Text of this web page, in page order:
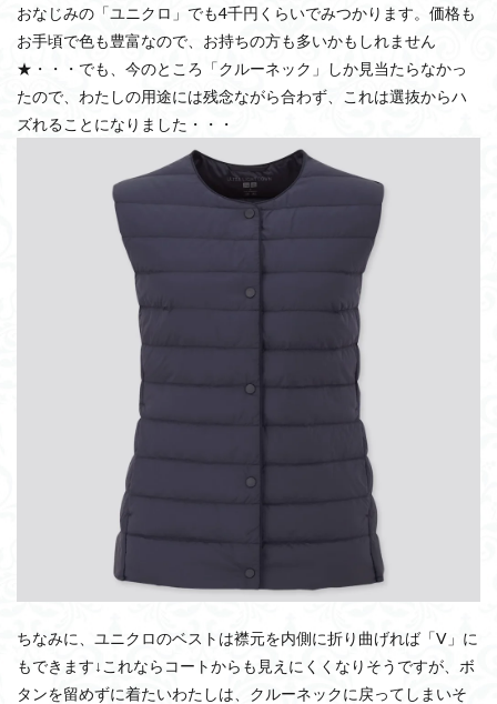
おなじみの「ユニクロ」でも4千円くらいでみつかります。価格も
お手頃で色も豊富なので、お持ちの方も多いかもしれません
★・・・でも、今のところ「クルーネック」しか見当たらなかっ
たので、わたしの用途には残念ながら合わず、これは選抜からハ
ズれることになりました・・・
ちなみに、ユニクロのベストは襟元を内側に折り曲げれば「V」に
もできます↓これならコートからも見えにくくなりそうですが、ボ
タンを留めずに着たいわたしは、クルーネックに戻ってしまいそ